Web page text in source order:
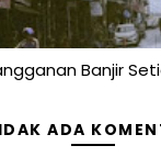
Banjir
ADA